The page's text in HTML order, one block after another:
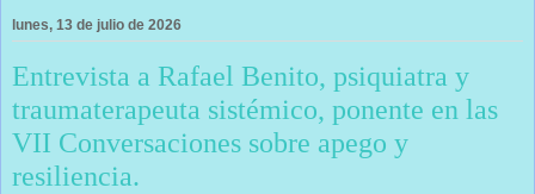
lunes, 13 de julio de 2026
Entrevista a Rafael Benito, psiquiatra y
traumaterapeuta sistémico, ponente en las
VII Conversaciones sobre apego y
resiliencia.